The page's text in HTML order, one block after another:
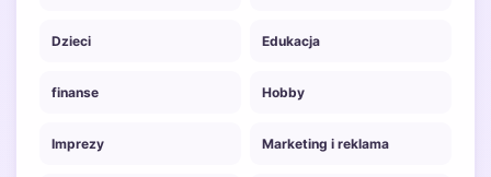
Dzieci Edukacja
finanse Hobby
Imprezy Marketing i reklama